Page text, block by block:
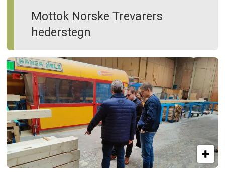
Mottok Norske Trevarers
hederstegn